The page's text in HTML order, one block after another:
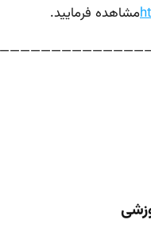
مشاهده فرمایید.